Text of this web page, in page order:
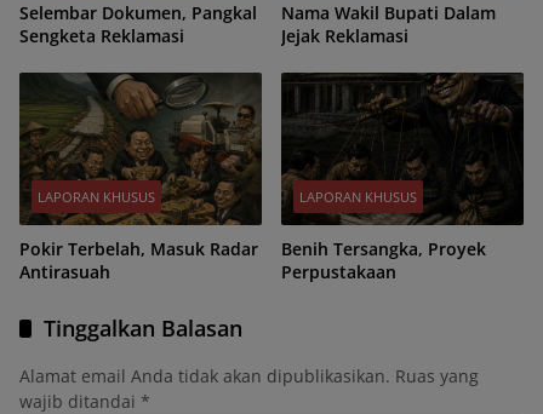
Selembar Dokumen, Pangkal
Sengketa Reklamasi
Nama Wakil Bupati Dalam
Jejak Reklamasi
LAPORAN KHUSUS
Pokir Terbelah, Masuk Radar
Antirasuah
LAPORAN KHUSUS
Benih Tersangka, Proyek
Perpustakaan
Tinggalkan Balasan
Alamat email Anda tidak akan dipublikasikan. Ruas yang
wajib ditandai *